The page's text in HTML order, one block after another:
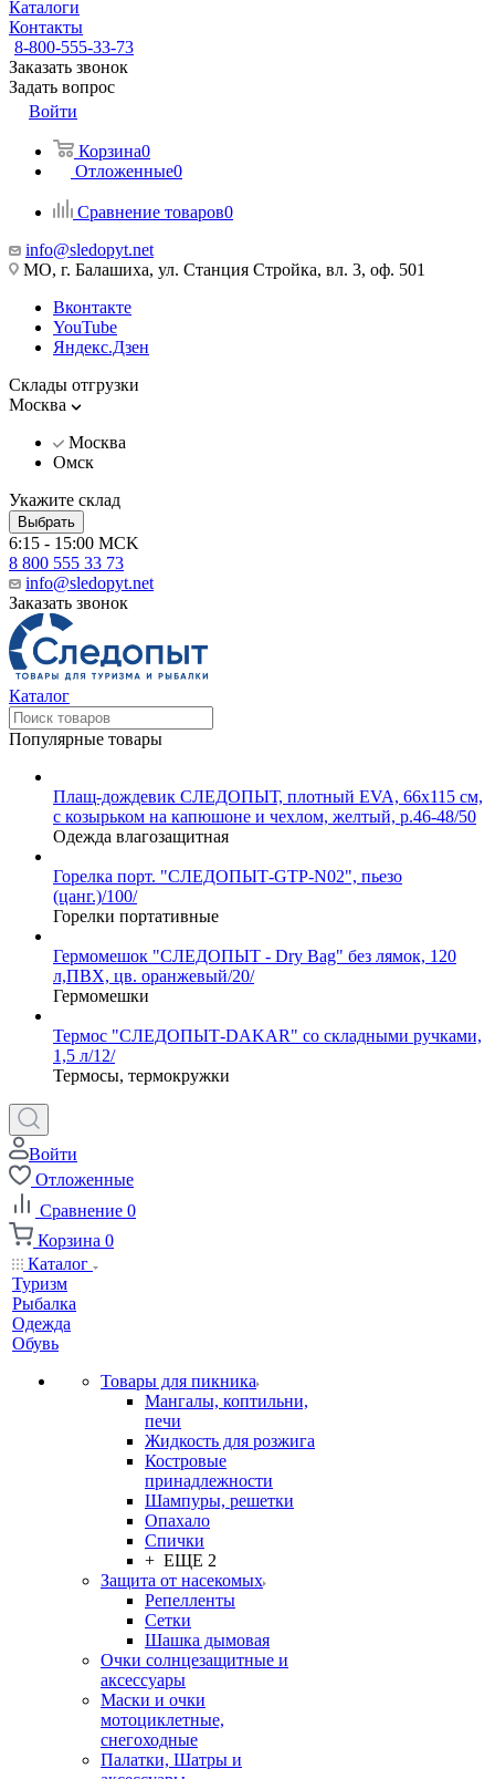
Каталоги
Контакты
8-800-555-33-73
Заказать звонок
Задать вопрос
Войти
Корзина0
Отложенные0
Сравнение товаров0
info@sledopyt.net
МО, г. Балашиха, ул. Станция Стройка, вл. 3, оф. 501
Вконтакте
YouTube
Яндекс.Дзен
Склады отгрузки
Москва
Москва
Омск
Укажите склад
Выбрать
6:15 - 15:00 MCK
8 800 555 33 73
info@sledopyt.net
Заказать звонок
Каталог
Популярные товары
Плащ-дождевик СЛЕДОПЫТ, плотный EVA, 66х115 см,
с козырьком на капюшоне и чехлом, желтый, р.46-48/50
Одежда влагозащитная
Горелка порт. "СЛЕДОПЫТ-GTP-N02", пьезо
(цанг.)/100/
Горелки портативные
Гермомешок "СЛЕДОПЫТ - Dry Bag" без лямок, 120
л,ПВХ, цв. оранжевый/20/
Гермомешки
Термос "СЛЕДОПЫТ-DAKAR" со складными ручками,
1,5 л/12/
Термосы, термокружки
Войти
Отложенные
Сравнение 0
Корзина 0
Каталог
Туризм
Рыбалка
Одежда
Обувь
Товары для пикника
Мангалы, коптильни,
печи
Жидкость для розжига
Костровые
принадлежности
Шампуры, решетки
Опахало
Спички
+ ЕЩЕ 2
Защита от насекомых
Репелленты
Сетки
Шашка дымовая
Очки солнцезащитные и
аксессуары
Маски и очки
мотоциклетные,
снегоходные
Палатки, Шатры и